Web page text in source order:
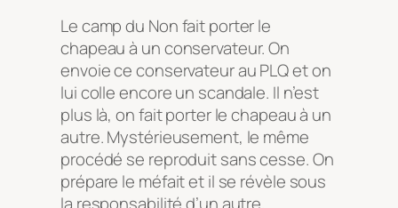
Le camp du Non fait porter le
chapeau à un conservateur. On
envoie ce conservateur au PLQ et on
lui colle encore un scandale. Il n’est
plus là, on fait porter le chapeau à un
autre. Mystérieusement, le même
procédé se reproduit sans cesse. On
prépare le méfait et il se révèle sous